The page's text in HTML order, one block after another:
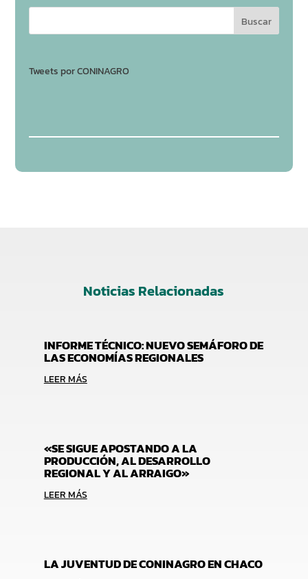
Tweets por CONINAGRO
Noticias Relacionadas
INFORME TÉCNICO: NUEVO SEMÁFORO DE
LAS ECONOMÍAS REGIONALES
LEER MÁS
«SE SIGUE APOSTANDO A LA
PRODUCCIÓN, AL DESARROLLO
REGIONAL Y AL ARRAIGO»
LEER MÁS
LA JUVENTUD DE CONINAGRO EN CHACO